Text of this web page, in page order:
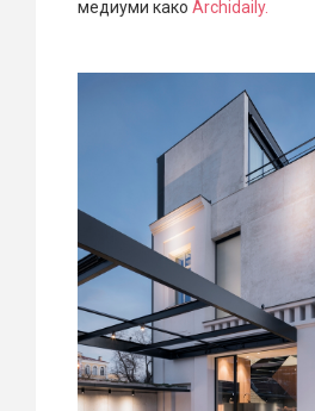
медиуми како Archidaily.